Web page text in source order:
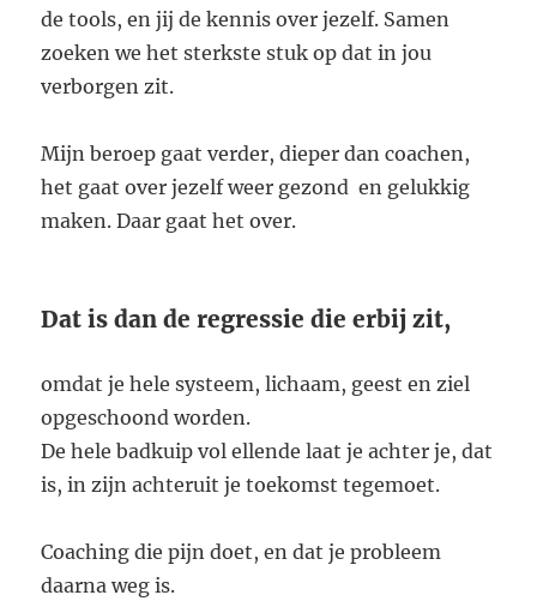
de tools, en jij de kennis over jezelf. Samen
zoeken we het sterkste stuk op dat in jou
verborgen zit.
Mijn beroep gaat verder, dieper dan coachen,
het gaat over jezelf weer gezond en gelukkig
maken. Daar gaat het over.
Dat is dan de regressie die erbij zit,
omdat je hele systeem, lichaam, geest en ziel
opgeschoond worden.
De hele badkuip vol ellende laat je achter je, dat
is, in zijn achteruit je toekomst tegemoet.
Coaching die pijn doet, en dat je probleem
daarna weg is.